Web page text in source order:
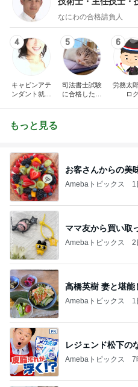
ノblog
なにわの合格請負人
4
キャビンアテ
ンダント就活
ルブログ by
Ameba
5
司法書士試験
に合格したい
6
労務太
ロ
もっと見る
お客さんからの美
Amebaトピックス 1
ママ友から買い取
Amebaトピックス 2
高橋英樹 妻と堪
Amebaトピックス 1
レジェンド松下の
Amebaトピックス 7